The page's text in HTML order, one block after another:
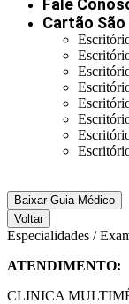
Fale
Cartão São
Baixar Guia Médico
Voltar
Especialidades /
ATENDIMENTO:
CLINICA